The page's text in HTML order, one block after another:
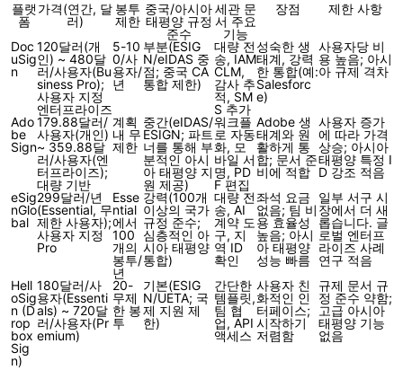
플랫
폼
가격(연간, 달
러)
봉투
제한
중국/아시아
태평양 규정
준수
세관 문
서 주요
기능
장점 제한 사항
Doc
uSig
n
120달러(개
인) ~ 480달
러/사용자(Bu
siness Pro);
사용자 지정
엔터프라이즈
5-10
0/사
용자/
년
부분(ESIG
N/eIDAS 중
점; 중국 CA
통합 제한)
대량 전
송, IAM
CLM,
감사 추
적, SM
S 추가
성숙한 생
태계, 강력
한 통합(예:
Salesforc
e)
사용자당 비
용 높음; 아시
아 규제 격차
Ado
be
Sign
179.88달러/
사용자(개인)
~ 359.88달
러/사용자(엔
터프라이즈);
대량 기반
계획
내 무
제한
중간(eIDAS/
ESIGN; 파트
너를 통해 부
분적인 아시
아 태평양 지
원 제공)
워크플
로 자동
화, 모
바일 서
명, PD
F 편집
Adobe 생
태계와 원
활하게 통
합; 문서 준
비에 적합
사용자 증가
에 따라 가격
상승; 아시아
태평양 특정 I
D 강조 적음
eSig
nGlo
bal
299달러/년
(Essential, 무
제한 사용자);
사용자 지정
Pro
Esse
ntial
에서
100
개의
봉투/
년
강력(100개
이상의 국가
규정 준수;
심층적인 아
시아 태평양
통합)
대량 전
송, AI
계약 도
구, 지
역 ID
확인
좌석 요금
없음; 팀 비
용 효율성
높음; 아시
아 태평양
성능 빠름
일부 서구 시
장에서 더 새
롭습니다. 글
로벌 엔터프
라이즈 사례
연구 적음
Hell
oSig
n (D
rop
box
Sig
n)
180달러/사
용자(Essenti
als) ~ 720달
러/사용자(Pr
emium)
20-
무제
한 봉
투
기본(ESIG
N/UETA; 국
제 지원 제
한)
간단한
템플릿,
팀 협
업, API
액세스
사용자 친
화적인 인
터페이스;
시작하기
저렴함
규제 문서 규
정 준수 약함;
고급 아시아
태평양 기능
없음